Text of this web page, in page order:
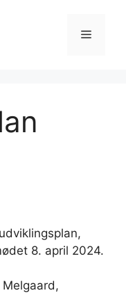
Menu
8. april 2024.